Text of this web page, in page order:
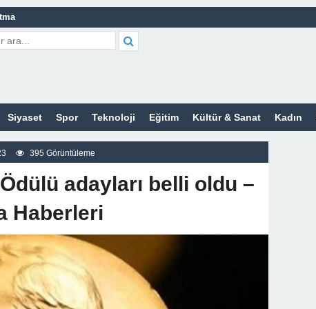
Nelerdir?
Nelerdir?
Nelerdir?
Bayan Sitesi
Siyaset Spor Teknoloji Eğitim Kültür & Sanat Kadın
395 Görüntüleme
adayları belli oldu –
Haberleri